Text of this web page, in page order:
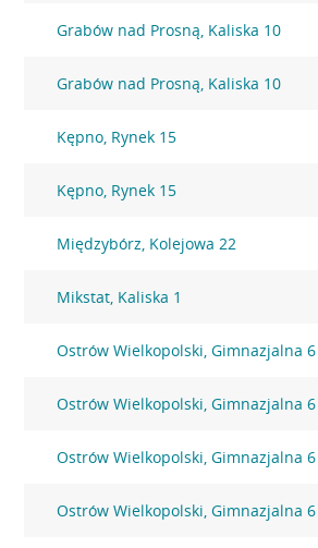
Grabów nad Prosną, Kaliska 10
Grabów nad Prosną, Kaliska 10
Kępno, Rynek 15
Kępno, Rynek 15
Międzybórz, Kolejowa 22
Mikstat, Kaliska 1
Ostrów Wielkopolski, Gimnazjalna 6
Ostrów Wielkopolski, Gimnazjalna 6
Ostrów Wielkopolski, Gimnazjalna 6
Ostrów Wielkopolski, Gimnazjalna 6